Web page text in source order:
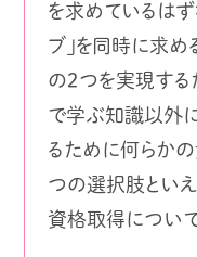
を求めているはず
ブ」を同時に求め
の２つを実現す
で学ぶ知識以外
るために何らか
つの選択肢といえ
資格取得について